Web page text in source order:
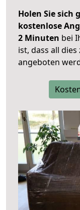
Holen Sie sich
kostenlose
2 Minuten bei
ist, dass all
angeboten